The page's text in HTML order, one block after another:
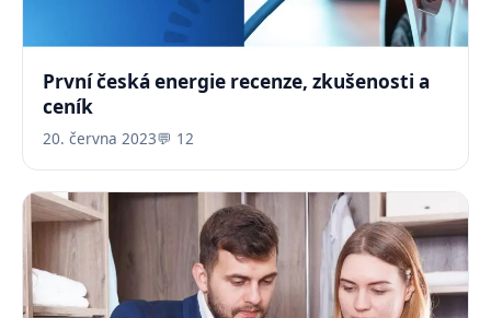
První česká energie recenze, zkušenosti a
ceník
20. června 2023💬 12